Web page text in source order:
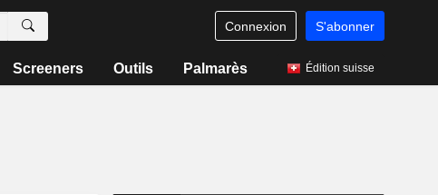
Connexion S'abonner
Screeners Outils Palmarès Édition suisse